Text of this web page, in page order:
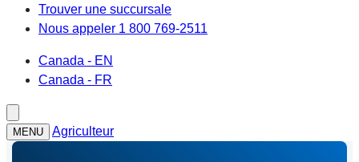
Trouver une succursale
Nous appeler 1 800 769-2511
Canada - EN
Canada - FR
MENU Agriculteur